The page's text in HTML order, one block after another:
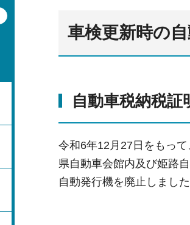
車検更新時の
自動車税納税証
令和6年12月27日をもっ
県自動車会館内及び姫路
自動発行機を廃止しました